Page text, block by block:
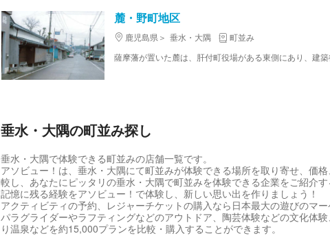
麓・野町地区
鹿児島県 垂水・大隅
町並み
垂水・大隅の町並み探し
垂水・大隅で体験できる町並みの店舗一覧です。
アソビュー！は、垂水・大隅にて町並みが体験できる場所を取り寄せ、価
較し、あなたにピッタリの垂水・大隅で町並みを体験できる企業をご紹介
記憶に残る経験をアソビュー！で体験し、新しい思い出を作りましょう！
アクティビティの予約、レジャーチケットの購入なら日本最大の遊びのマ
パラグライダーやラフティングなどのアウトドア、陶芸体験などの文化体
り温泉などを約15,000プランを比較・購入することができます。